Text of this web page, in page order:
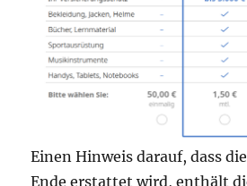
Einen Hinweis darauf, dass
Ende erstattet wird, enthält